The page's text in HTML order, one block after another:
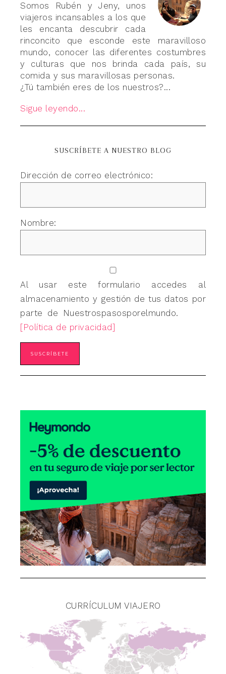
Somos Rubén y Jeny, unos
viajeros incansables a los que
les encanta descubrir cada
rinconcito que esconde este maravilloso
mundo, conocer las diferentes costumbres
y culturas que nos brinda cada país, su
comida y sus maravillosas personas.
¿Tú también eres de los nuestros?...
Sigue leyendo...
SUSCRÍBETE A NUESTRO BLOG
Dirección de correo electrónico:
Nombre:
Al usar este formulario accedes al
almacenamiento y gestión de tus datos por
parte de Nuestrospasosporelmundo.
[Política de privacidad]
CURRÍCULUM VIAJERO